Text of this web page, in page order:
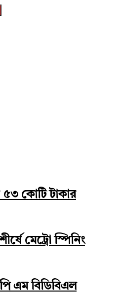
৫৩ কোটি টাকার
মেট্রো স্পিনিং
পি এম বিডিবিএল